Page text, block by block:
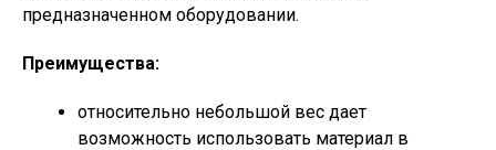
предназначенном оборудовании.
Преимущества:
относительно небольшой вес дает
возможность использовать материал в